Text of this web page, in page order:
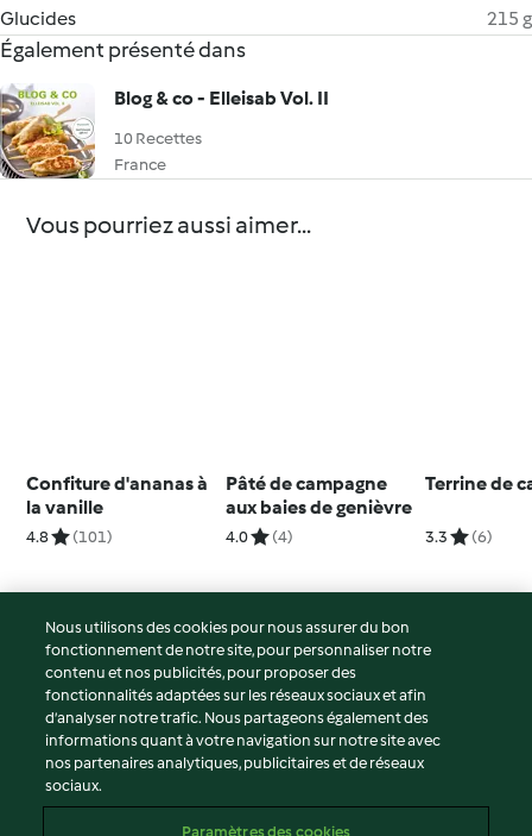
Glucides
215 g
Également présenté dans
Blog & co - Elleisab Vol. II
10 Recettes
France
Vous pourriez aussi aimer...
Confiture d'ananas à
la vanille
4.8 (101)
Pâté de campagne
aux baies de genièvre
4.0 (4)
Terrine de
3.3 (6)
© Copyright 2026
Conditions d'utilisation
Politique de confidentialité
Non-responsabilité
Mentions légales
Nous utilisons des cookies pour nous assurer du bon
fonctionnement de notre site, pour personnaliser notre
contenu et nos publicités, pour proposer des
fonctionnalités adaptées sur les réseaux sociaux et afin
d’analyser notre trafic. Nous partageons également des
informations quant à votre navigation sur notre site avec
nos partenaires analytiques, publicitaires et de réseaux
sociaux.
Paramètres des cookies